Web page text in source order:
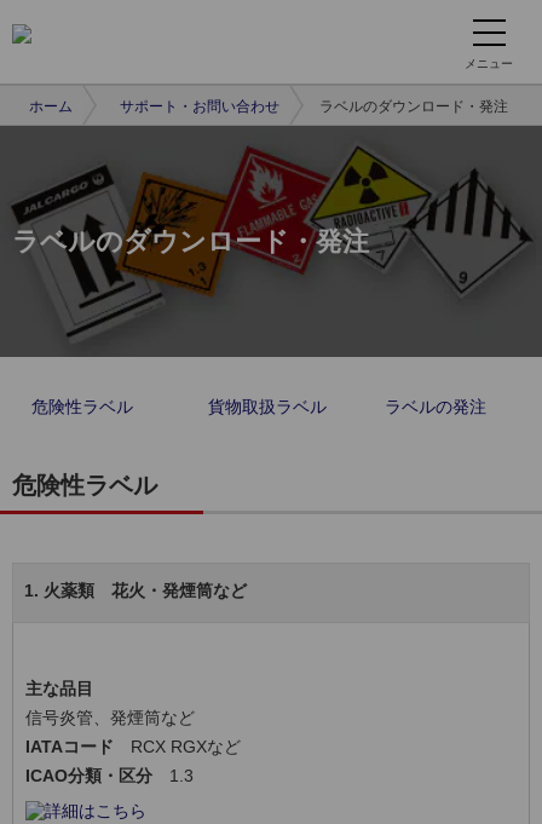
メニュー
ホーム サポート・お問い合わせ ラベルのダウンロード・発注
ラベルのダウンロード・発注
危険性ラベル 貨物取扱ラベル ラベルの発注
危険性ラベル
1. 火薬類 花火・発煙筒など
主な品目
信号炎管、発煙筒など
IATAコード RCX RGXなど
ICAO分類・区分 1.3
詳細はこちら